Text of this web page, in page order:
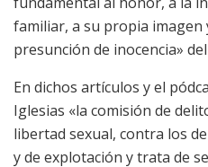
familiar, a su propia imagen
presunción de inocencia»
En dichos artículos y el
Iglesias «la comisión de
libertad sexual, contra los
y de explotación y trata de